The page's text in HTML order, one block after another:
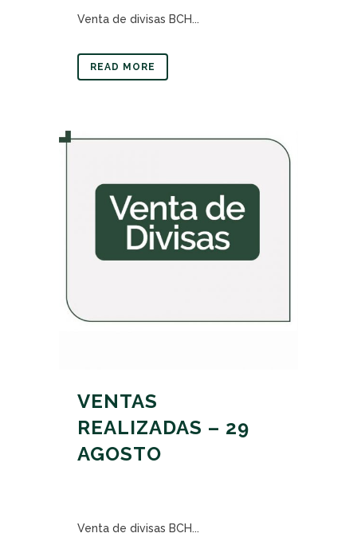
Venta de divisas BCH...
READ MORE
VENTAS
REALIZADAS – 29
AGOSTO
Venta de divisas BCH...